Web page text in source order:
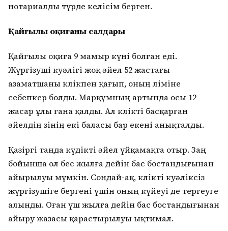
нотариалды түрде келісім берген.
Қайғылы оқиғаның салдары
Қайғылы оқиға 9 мамыр күні болған еді.
Жүргізуші куәлігі жоқ әйел 52 жастағы
азаматшаны көлікпен қағып, оның өліміне
себепкер болды. Марқұмның артында осы 12
жасар ұлы ғана қалды. Ал көлікті басқарған
әйелдің өзінің екі баласы бар екені анықталды.
Қазіргі таңда күдікті әйел үйқамақта отыр. Заң
бойынша ол бес жылға дейін бас бостандығынан
айырылуы мүмкін. Сондай-ақ, көлікті куәліксіз
жүргізушіге бергені үшін оның күйеуі де тергеуге
алынды. Оған үш жылға дейін бас бостандығынан
айыру жазасы қарастырылуы ықтимал.